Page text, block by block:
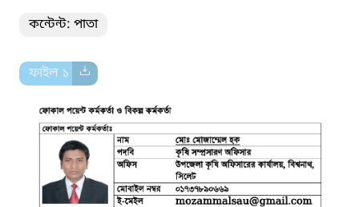
কন্টেন্ট: পাতা
ফাইল ১